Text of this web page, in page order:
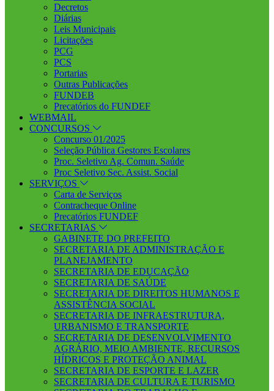
Decretos
Diárias
Leis Municipais
Licitações
PCG
PCS
Portarias
Outras Publicações
FUNDEB
Precatórios do FUNDEF
WEBMAIL
CONCURSOS
Concurso 01/2025
Seleção Pública Gestores Escolares
Proc. Seletivo Ag. Comun. Saúde
Proc Seletivo Sec. Assist. Social
SERVIÇOS
Carta de Serviços
Contracheque Online
Precatórios FUNDEF
SECRETARIAS
GABINETE DO PREFEITO
SECRETARIA DE ADMINISTRAÇÃO E
PLANEJAMENTO
SECRETARIA DE EDUCAÇÃO
SECRETARIA DE SAÚDE
SECRETARIA DE DIREITOS HUMANOS E
ASSISTÊNCIA SOCIAL
SECRETARIA DE INFRAESTRUTURA,
URBANISMO E TRANSPORTE
SECRETARIA DE DESENVOLVIMENTO
AGRÁRIO, MEIO AMBIENTE, RECURSOS
HÍDRICOS E PROTEÇÃO ANIMAL
SECRETARIA DE ESPORTE E LAZER
SECRETARIA DE CULTURA E TURISMO